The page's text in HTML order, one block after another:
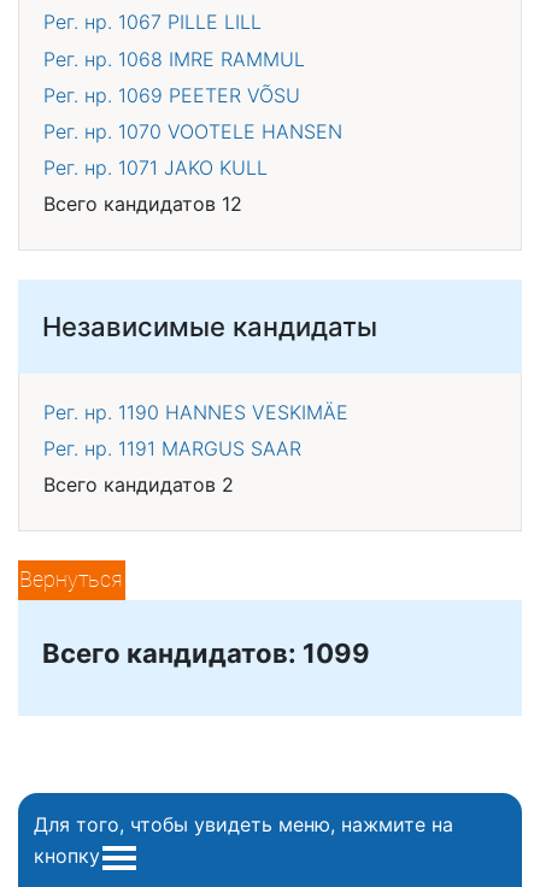
Рег. нр. 1067 PILLE LILL
Рег. нр. 1068 IMRE RAMMUL
Рег. нр. 1069 PEETER VÕSU
Рег. нр. 1070 VOOTELE HANSEN
Рег. нр. 1071 JAKO KULL
Всего кандидатов 12
Независимые кандидаты
Рег. нр. 1190 HANNES VESKIMÄE
Рег. нр. 1191 MARGUS SAAR
Всего кандидатов 2
Вернуться
Всего кандидатов: 1099
Для того, чтобы увидеть меню, нажмите на
кнопку